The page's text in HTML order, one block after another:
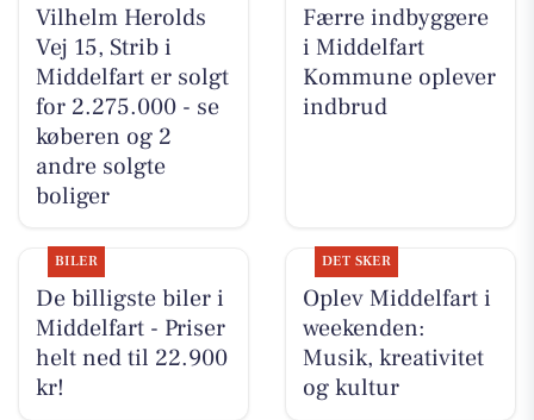
Vilhelm Herolds
Vej 15, Strib i
Middelfart er solgt
for 2.275.000 - se
køberen og 2
andre solgte
boliger
Færre indbyggere
i Middelfart
Kommune oplever
indbrud
BILER
De billigste biler i
Middelfart - Priser
helt ned til 22.900
kr!
DET SKER
Oplev Middelfart i
weekenden:
Musik, kreativitet
og kultur